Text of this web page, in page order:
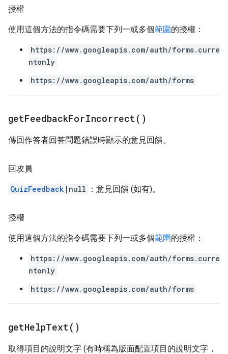
授權
使用這個方法的指令碼需要下列一或多個範圍的授權：
https://www.googleapis.com/auth/forms.curre
ntonly
https://www.googleapis.com/auth/forms
getFeedbackForIncorrect( )
傳回作答者回答問題錯誤時顯示的意見回饋。
回攻員
QuizFeedback |null ：意見回饋 (如有)。
授權
使用這個方法的指令碼需要下列一或多個範圍的授權：
https://www.googleapis.com/auth/forms.curre
ntonly
https://www.googleapis.com/auth/forms
getHelpText( )
取得項目的說明文字 (有時稱為版面配置項目的說明文字，